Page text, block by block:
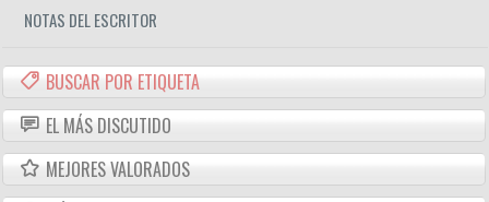
NOTAS DEL ESCRITOR
BUSCAR POR ETIQUETA
EL MÁS DISCUTIDO
MEJORES VALORADOS